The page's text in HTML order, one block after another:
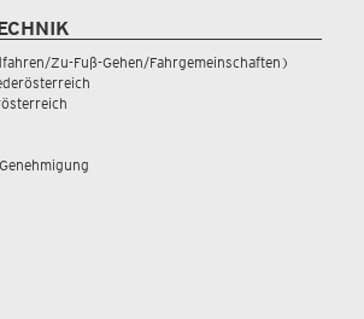
Zu-Fuß-Gehen/Fahrgemeinschaften)